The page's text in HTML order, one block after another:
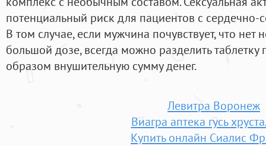
потенциальный риск для пациентов с сердечно-
В том случае, если мужчина почувствует, что нет
большой дозе, всегда можно разделить
образом внушительную сумму денег.
Левитра Воронеж
Виагра аптека гусь
Купить онлайн Сиалис